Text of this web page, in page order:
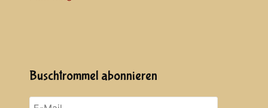
Buschtrommel abonnieren